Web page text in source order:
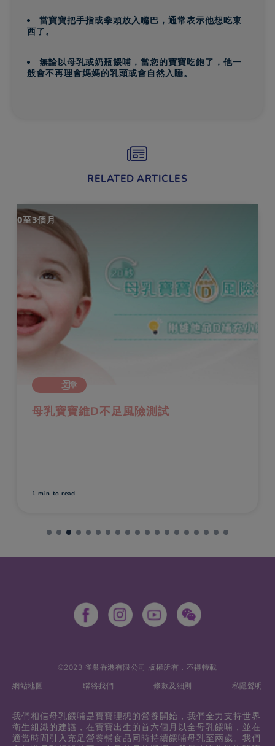
當寶寶把手指或拳頭放入嘴巴，通常表示他想吃東
西了。
無論以母乳或奶瓶餵哺，當您的寶寶吃飽了，他一
般會不再理會媽媽的乳頭或會自然入睡。
RELATED ARTICLES
0至3個月
文章
母乳寶寶維D不足風險測試
1 min to read
©2023 雀巢香港有限公司 版權所有，不得轉載
網站地圖
聯絡我們 條款及細則 私隱聲明
我們相信母乳餵哺是寶寶理想的營養開始，我們全力支持世界
衛生組織的建議，在寶寶出生的首六個月以全母乳餵哺，並在
適當時間引入充足營養輔食品同時持續餵哺母乳至兩歲。我們